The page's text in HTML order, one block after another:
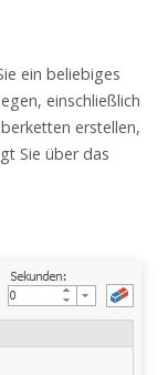
ein beliebiges
einschließlich
erstellen,
Sie über das